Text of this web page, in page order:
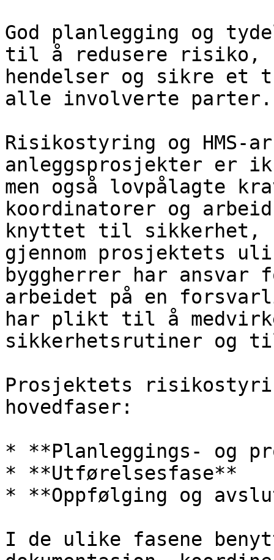
God planlegging og
til å redusere risiko,
hendelser og sikre et
alle involverte parter.
Risikostyring og HMS-
anleggsprosjekter er
men også lovpålagte
koordinatorer og
knyttet til sikkerhet,
gjennom prosjektets
byggherrer har ansvar
arbeidet på en
har plikt til å
sikkerhetsrutiner og
Prosjektets
hovedfaser:
* **Planleggings- og
* **Utførelsesfase**
* **Oppfølging og
I de ulike fasene